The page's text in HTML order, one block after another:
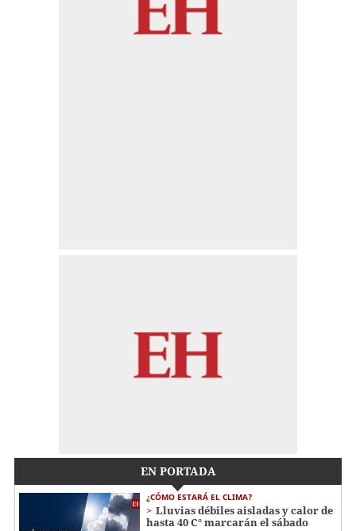
EN PORTADA
¿CÓMO ESTARÁ EL CLIMA?
Lluvias débiles aisladas y calor de
hasta 40 C° marcarán el sábado